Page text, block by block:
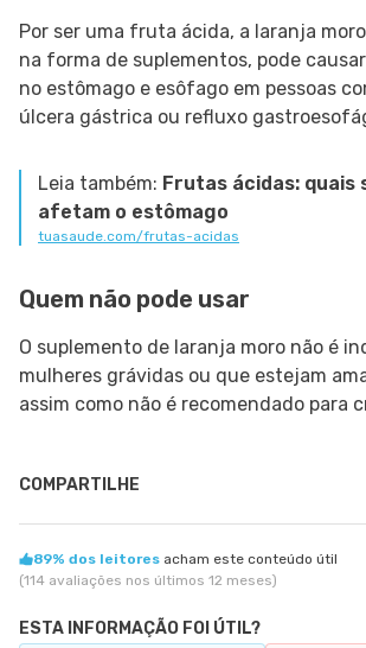
Por ser uma fruta ácida, a laranja
na forma de suplementos, pode
no estômago e esôfago em pessoas
úlcera gástrica ou refluxo
Leia também: Frutas ácidas: quais
afetam o estômago
tuasaude.com/frutas-acidas
Quem não pode usar
O suplemento de laranja moro não é
mulheres grávidas ou que estejam
assim como não é recomendado para
COMPARTILHE
89% dos leitores acham este conteúdo útil
(114 avaliações nos últimos 12 meses)
ESTA INFORMAÇÃO FOI ÚTIL?